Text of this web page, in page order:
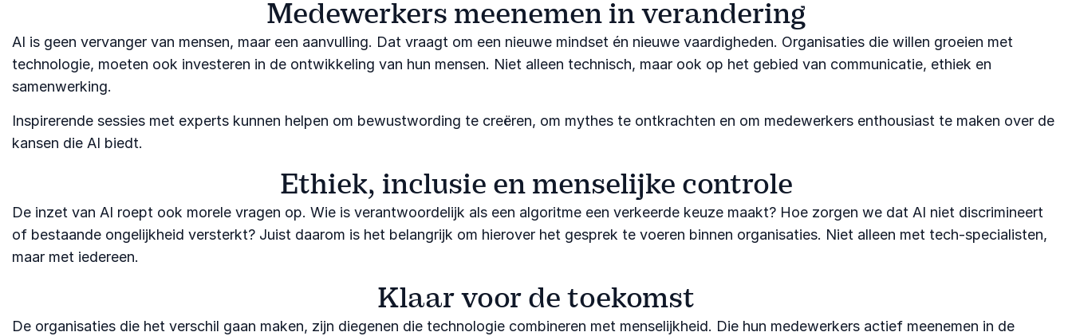
Medewerkers meenemen in verandering
AI is geen vervanger van mensen, maar een aanvulling. Dat vraagt om een nieuwe mindset én nieuwe vaardigheden. Organisaties die willen groeien met
technologie, moeten ook investeren in de ontwikkeling van hun mensen. Niet alleen technisch, maar ook op het gebied van communicatie, ethiek en
samenwerking.
Inspirerende sessies met experts kunnen helpen om bewustwording te creëren, om mythes te ontkrachten en om medewerkers enthousiast te maken over de
kansen die AI biedt.
Ethiek, inclusie en menselijke controle
De inzet van AI roept ook morele vragen op. Wie is verantwoordelijk als een algoritme een verkeerde keuze maakt? Hoe zorgen we dat AI niet discrimineert
of bestaande ongelijkheid versterkt? Juist daarom is het belangrijk om hierover het gesprek te voeren binnen organisaties. Niet alleen met tech-specialisten,
maar met iedereen.
Klaar voor de toekomst
De organisaties die het verschil gaan maken, zijn diegenen die technologie combineren met menselijkheid. Die hun medewerkers actief meenemen in de